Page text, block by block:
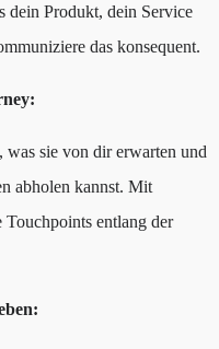
dein Produkt, dein Service
das konsequent.
sie von dir erwarten und
abholen kannst. Mit
Touchpoints entlang der